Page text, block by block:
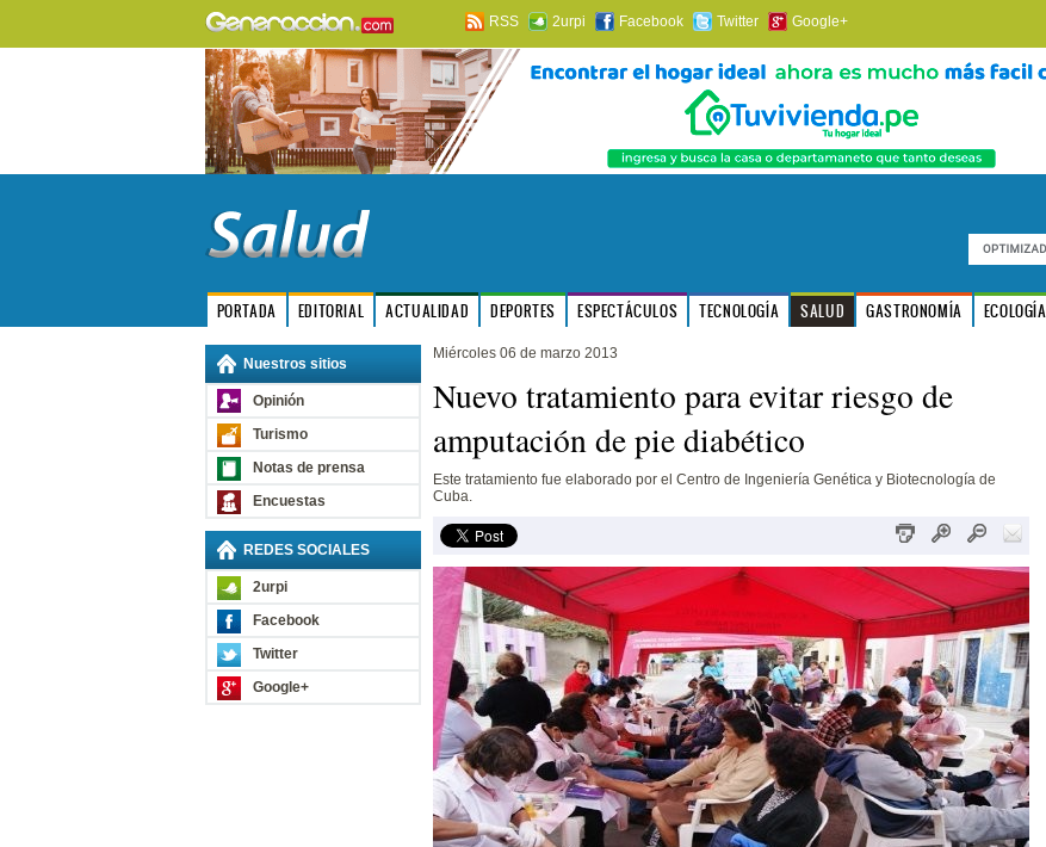
RSS 2urpi Facebook Twitter Google+
PORTADA EDITORIAL ACTUALIDAD DEPORTES ESPECTÁCULOS TECNOLOGÍA SALUD GASTRONOMÍA ECOLOGÍA
Nuestros sitios
Opinión
Turismo
Notas de prensa
Encuestas
REDES SOCIALES
2urpi
Facebook
Twitter
Google+
Miércoles 06 de marzo 2013
Nuevo tratamiento para evitar riesgo de
amputación de pie diabético
Este tratamiento fue elaborado por el Centro de Ingeniería Genética y Biotecnología de
Cuba.